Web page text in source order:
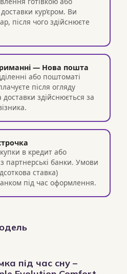
кур’єром. Ви
після чого здійснюєте
— Нова пошта
або поштоматі
після огляду
здійснюється за
в кредит або
партнерські банки. Умови
ставка)
під час оформлення.
під час сну –